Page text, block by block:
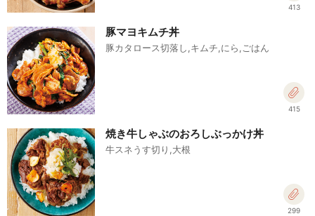
413
豚マヨキムチ丼
豚カタロース切落し,キムチ,にら,ごはん
415
焼き牛しゃぶのおろしぶっかけ丼
牛スネうす切り,大根
299